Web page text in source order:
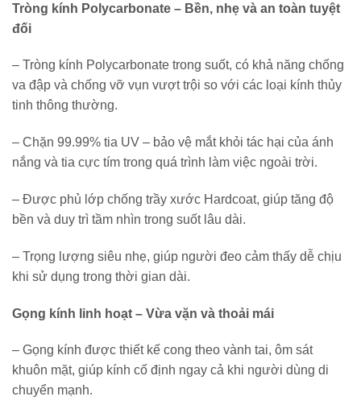
Tròng kính Polycarbonate – Bền, nhẹ và an toàn tuyệt
đối
– Tròng kính Polycarbonate trong suốt, có khả năng chống
va đập và chống vỡ vụn vượt trội so với các loại kính thủy
tinh thông thường.
– Chặn 99.99% tia UV – bảo vệ mắt khỏi tác hại của ánh
nắng và tia cực tím trong quá trình làm việc ngoài trời.
– Được phủ lớp chống trầy xước Hardcoat, giúp tăng độ
bền và duy trì tầm nhìn trong suốt lâu dài.
– Trọng lượng siêu nhẹ, giúp người đeo cảm thấy dễ chịu
khi sử dụng trong thời gian dài.
Gọng kính linh hoạt – Vừa vặn và thoải mái
– Gọng kính được thiết kế cong theo vành tai, ôm sát
khuôn mặt, giúp kính cố định ngay cả khi người dùng di
chuyển mạnh.